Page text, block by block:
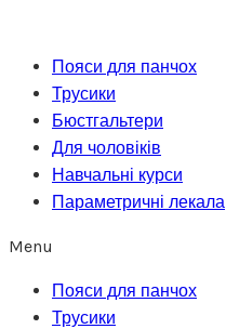
вмістуПояси для панчох
Трусики
Бюстгальтери
Для чоловіків
Навчальні курси
Параметричні лекала
Menu
Пояси для панчох
Трусики